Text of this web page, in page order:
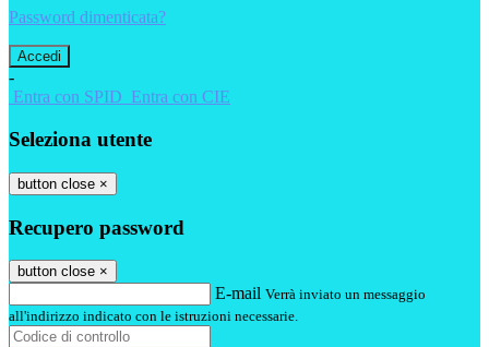
Password dimenticata?
-
Entra con SPID Entra con CIE
Seleziona utente
button close ×
Recupero password
button close ×
E-mail Verrà inviato un messaggio
all'indirizzo indicato con le istruzioni necessarie.